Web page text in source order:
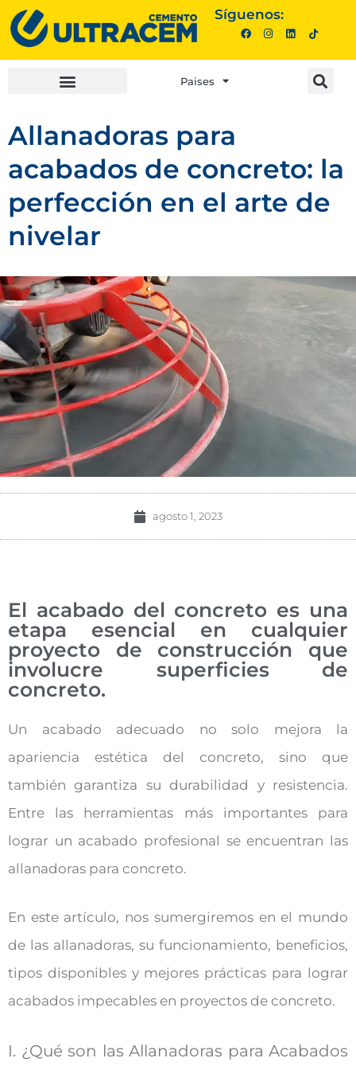
Síguenos:
Paises
Allanadoras para
acabados de concreto: la
perfección en el arte de
nivelar
agosto 1, 2023
El acabado del concreto es una
etapa esencial en cualquier
proyecto de construcción que
involucre superficies de
concreto.
Un acabado adecuado no solo mejora la
apariencia estética del concreto, sino que
también garantiza su durabilidad y resistencia.
Entre las herramientas más importantes para
lograr un acabado profesional se encuentran las
allanadoras para concreto.
En este artículo, nos sumergiremos en el mundo
de las allanadoras, su funcionamiento, beneficios,
tipos disponibles y mejores prácticas para lograr
acabados impecables en proyectos de concreto.
I. ¿Qué son las Allanadoras para Acabados